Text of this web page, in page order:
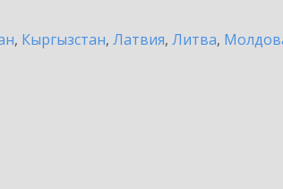
, Кыргызстан, Латвия, Литва,